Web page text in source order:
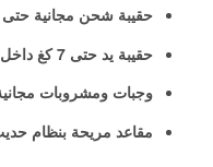
حقيبة شحن مجانية حتى 30 كغ.
حقيبة يد حتى 7 كغ داخل المقصورة.
وجبات ومشروبات
مقاعد مريحة بنظام